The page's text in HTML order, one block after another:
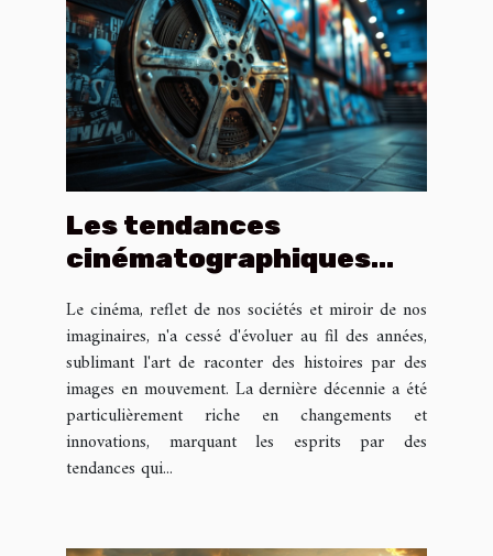
Les tendances
cinématographiques
dernière décennie
Le cinéma, reflet de nos sociétés et miroir de nos
imaginaires, n'a cessé d'évoluer au fil des années,
sublimant l'art de raconter des histoires par des
images en mouvement. La dernière décennie a été
particulièrement riche en changements et
innovations, marquant les esprits par des
tendances qui...